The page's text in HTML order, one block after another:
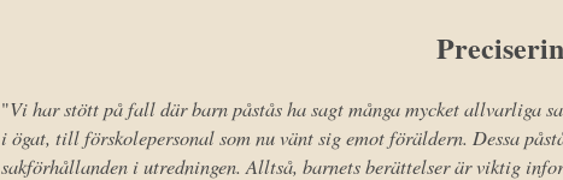
"Vi har stött på fall där barn påstås ha sagt många mycket allvarliga
i ögat, till förskolepersonal som nu vänt sig emot föräldern. Dessa
sakförhållanden i utredningen. Alltså, barnets berättelser är viktig